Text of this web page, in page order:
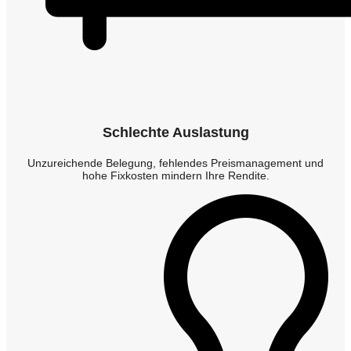
Schlechte Auslastung
Unzureichende Belegung, fehlendes Preismanagement und
hohe Fixkosten mindern Ihre Rendite.